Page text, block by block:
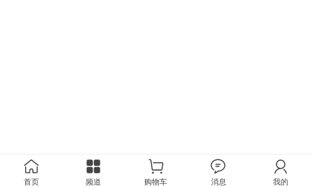
首页 频道 购物车 消息 我的